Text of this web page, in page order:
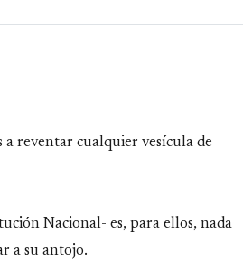
reventar cualquier vesícula de
Nacional- es, para ellos, nada
a su antojo.